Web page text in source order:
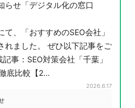
らせ「デジタル化の窓口
、「おすすめのSEO会社」
れました。 ぜひ以下記事をご
事：SEO対策会社「千葉」
底比較【2…
2026.6.17